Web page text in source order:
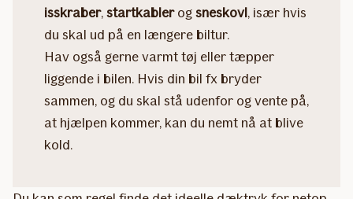
isskraber,startkablerogsneskovl, især hvis
du skal ud på en længere biltur.
Hav også gerne varmt tøj eller tæpper
liggende i bilen. Hvis din bil fx bryder
sammen, og du skal stå udenfor og vente på,
at hjælpen kommer, kan du nemt nå at blive
kold.